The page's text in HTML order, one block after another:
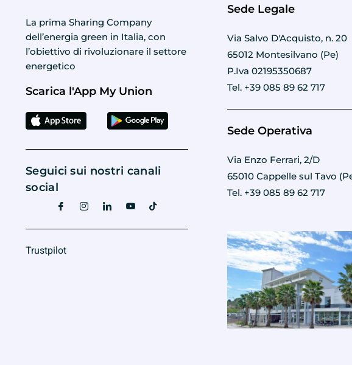
La prima Sharing Company
dell’energia green in Italia, con
l’obiettivo di rivoluzionare il settore
energetico
Scarica l'App My Union
Seguici sui nostri canali
social
Trustpilot
Sede Legale
Via Salvo D'Acquisto, n. 20
65012 Montesilvano (Pe)
P.Iva 02195350687
Tel. +39 085 89 62 717
Sede Operativa
Via Enzo Ferrari, 2/D
65010 Cappelle sul Tavo
Tel. +39 085 89 62 717